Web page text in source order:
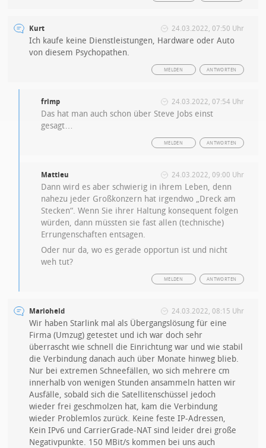
Kurt 24.03.2022, 07:50 Uhr
Ich kaufe keine Dienstleistungen, Hardware oder Auto
von diesem Psychopathen.
ANTWORTEN
MELDEN
frimp 24.03.2022, 07:54 Uhr
Das hat man auch schon über Steve Jobs einst
gesagt…
ANTWORTEN
MELDEN
Mattieu 24.03.2022, 09:00 Uhr
Dann wird es aber schwierig in ihrem Leben, denn
nahezu jeder Großkonzern hat irgendwo „Dreck am
Stecken“. Wenn Sie ihrer Haltung konsequent folgen
würden, dann müssten sie fast allen (technische)
Errungenschaften entsagen.
Oder nur da, wo es gerade opportun ist und nicht
weh tut?
ANTWORTEN
MELDEN
Marioheld 24.03.2022, 08:15 Uhr
Wir haben Starlink mal als Übergangslösung für eine
Firma (Umzug) getestet und ich war doch sehr
überrascht wie schnell die Einrichtung war und wie stabil
die Verbindung danach auch über Monate hinweg blieb.
Nur bei extremen Schneefällen, wo sich mehrere cm
innerhalb von wenigen Stunden ansammeln hatten wir
Ausfälle, sobald sich die Satellitenschüssel jedoch
wieder frei geschmolzen hat, kam die Verbindung
wieder Problemlos zurück. Keine feste IP-Adressen,
Kein IPv6 und CarrierGrade-NAT sind leider drei große
Negativpunkte. 150 MBit/s kommen bei uns auch